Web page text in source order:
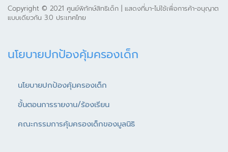
Copyright © 2021 ศูนย์พิทักษ์สิทธิเด็ก | แสดงที่มา-ไม่ใช้เพื่อการค้า-อนุญาต
แบบเดียวกัน 3.0 ประเทศไทย
นโยบายปกป้องคุ้มครองเด็ก
นโยบายปกป้องคุ้มครองเด็ก
ขั้นตอนการรายงาน/ร้องเรียน
คณะกรรมการคุ้มครองเด็กของมูลนิธิ